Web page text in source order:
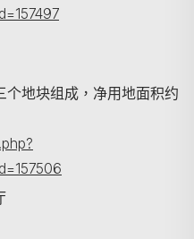
地块组成，净用地面积约